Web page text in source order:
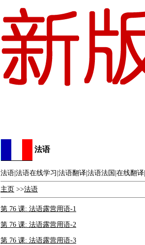
法语
法语|法语在线学习|法语翻译|法语法国|在线翻
主页 >>法语
第 76 课: 法语露营用语-1
第 76 课: 法语露营用语-2
第 76 课: 法语露营用语-3